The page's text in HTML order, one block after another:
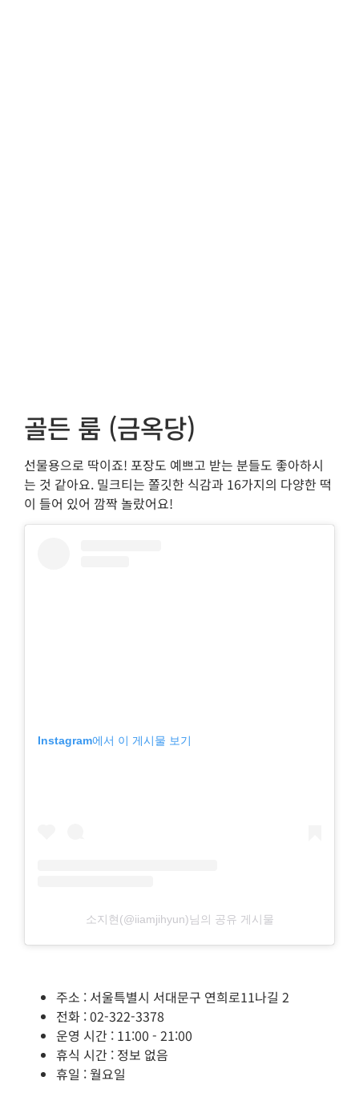
골든 룸 (금옥당)
선물용으로 딱이죠! 포장도 예쁘고 받는 분들도 좋아하시
는 것 같아요. 밀크티는 쫄깃한 식감과 16가지의 다양한 떡
이 들어 있어 깜짝 놀랐어요!
Instagram에서 이 게시물 보기
소지현(@iiamjihyun)님의 공유 게시물
주소 : 서울특별시 서대문구 연희로11나길 2
전화 : 02-322-3378
운영 시간 : 11:00 - 21:00
휴식 시간 : 정보 없음
휴일 : 월요일